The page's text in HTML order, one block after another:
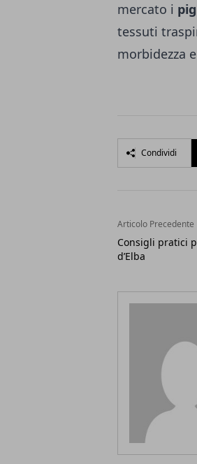
mercato i
tessuti
morbidezza
Condividi
Articolo Precedente
Consigli pratici
d’Elba